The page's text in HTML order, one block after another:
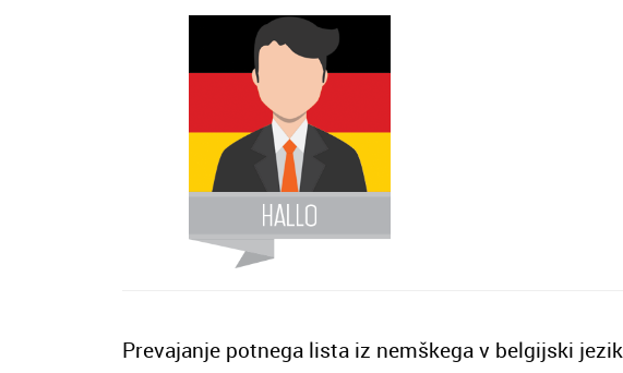
Prevajanje potnega lista iz nemškega v belgijski jezik